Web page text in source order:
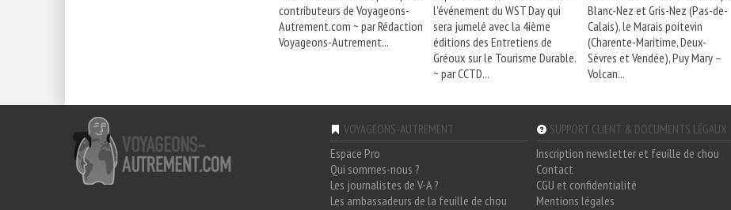
contributeurs de Voyageons-
Autrement.com ~ par Rédaction
Voyageons-Autrement...
l'événement du WST Day qui
sera jumelé avec la 4ième
éditions des Entretiens de
Gréoux sur le Tourisme Durable.
~ par CCTD...
Blanc-Nez et Gris-Nez (Pas-de-
Calais), le Marais poitevin
(Charente-Maritime, Deux-
Sèvres et Vendée), Puy Mary –
Volcan...
VOYAGEONS-AUTREMENT
Espace Pro
Qui sommes-nous ?
Les journalistes de V-A ?
Les ambassadeurs de la feuille de chou
SUPPORT CLIENT & DOCUMENTS LÉGAUX
Inscription newsletter et feuille de chou
Contact
CGU et confidentialité
Mentions légales